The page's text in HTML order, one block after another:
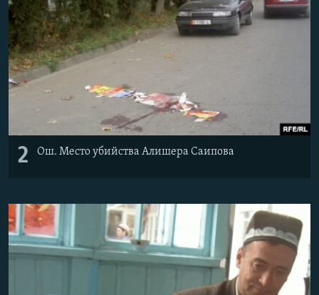
2 Ош. Место убийства Алишера Саипова